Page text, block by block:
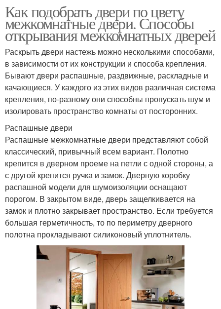
Как подобрать двери по цвету
межкомнатные двери. Способы
открывания межкомнатных дверей
Раскрыть двери настежь можно несколькими способами,
в зависимости от их конструкции и способа крепления.
Бывают двери распашные, раздвижные, раскладные и
качающиеся. У каждого из этих видов различная система
крепления, по-разному они способны пропускать шум и
изолировать пространство комнаты от посторонних.
Распашные двери
Распашные межкомнатные двери представляют собой
классический, привычный всем вариант. Полотно
крепится в дверном проеме на петли с одной стороны, а
с другой крепится ручка и замок. Дверную коробку
распашной модели для шумоизоляции оснащают
порогом. В закрытом виде, дверь защелкивается на
замок и плотно закрывает пространство. Если требуется
большая герметичность, то по периметру дверного
полотна прокладывают силиконовый уплотнитель.